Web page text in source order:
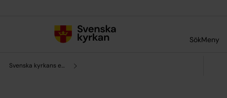
SökMeny
Svenska kyrkans enhet för forskning och analys